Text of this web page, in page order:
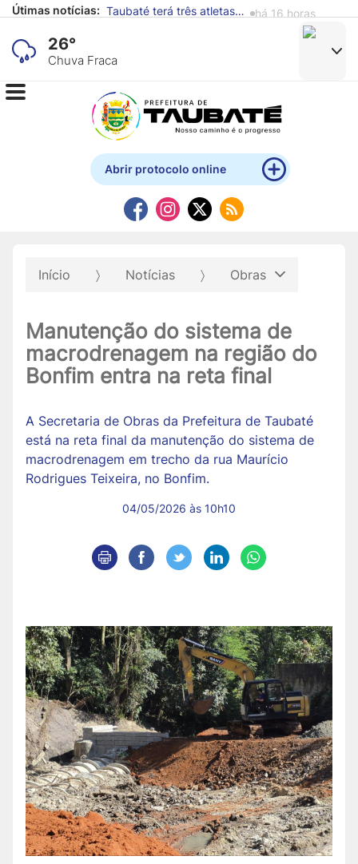
Útimas notícias: Alunos de escola municipal expõem obras produzidas com materiais recicláveis no Mistau há 18 horas
26°
Chuva Fraca
Abrir protocolo online
Início Notícias Obras
Manutenção do sistema de
macrodrenagem na região do
Bonfim entra na reta final
A Secretaria de Obras da Prefeitura de Taubaté
está na reta final da manutenção do sistema de
macrodrenagem em trecho da rua Maurício
Rodrigues Teixeira, no Bonfim.
04/05/2026 às 10h10